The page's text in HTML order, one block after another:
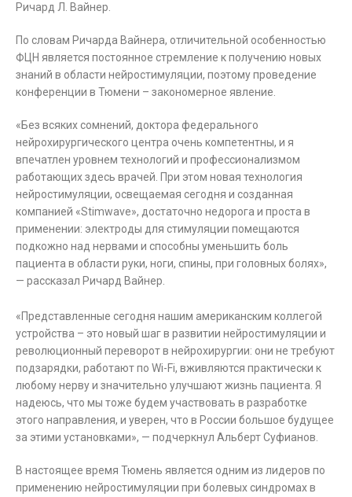
Ричард Л. Вайнер.
По словам Ричарда Вайнера, отличительной особенностью
ФЦН является постоянное стремление к получению новых
знаний в области нейростимуляции, поэтому проведение
конференции в Тюмени – закономерное явление.
«Без всяких сомнений, доктора федерального
нейрохирургического центра очень компетентны, и я
впечатлен уровнем технологий и профессионализмом
работающих здесь врачей. При этом новая технология
нейростимуляции, освещаемая сегодня и созданная
компанией «Stimwave», достаточно недорога и проста в
применении: электроды для стимуляции помещаются
подкожно над нервами и способны уменьшить боль
пациента в области руки, ноги, спины, при головных болях»,
— рассказал Ричард Вайнер.
«Представленные сегодня нашим американским коллегой
устройства – это новый шаг в развитии нейростимуляции и
революционный переворот в нейрохирургии: они не требуют
подзарядки, работают по Wi-Fi, вживляются практически к
любому нерву и значительно улучшают жизнь пациента. Я
надеюсь, что мы тоже будем участвовать в разработке
этого направления, и уверен, что в России большое будущее
за этими установками», — подчеркнул Альберт Суфианов.
В настоящее время Тюмень является одним из лидеров по
применению нейростимуляции при болевых синдромах в